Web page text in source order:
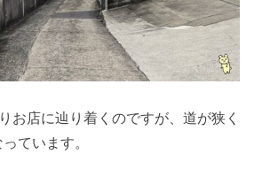
お店に辿り着くのですが、道が狭く
ています。